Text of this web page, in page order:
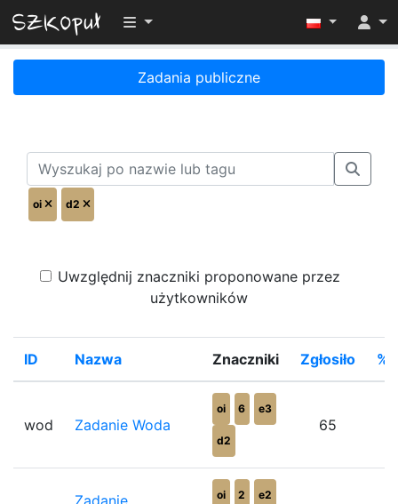
Przełącz widoczność menu
Zadania publiczne
oi d2
Uwzględnij znaczniki proponowane przez
użytkowników
ID Nazwa Znaczniki Zgłosiło
wod Zadanie Woda
oi 6 e3
d2
65
Zadanie
oi 2 e2